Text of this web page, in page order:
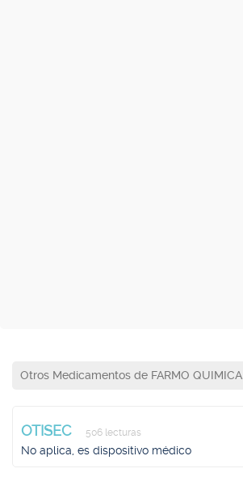
Otros Medicamentos de FARMO QUIMICA
OTISEC 506 lecturas
No aplica, es dispositivo médico